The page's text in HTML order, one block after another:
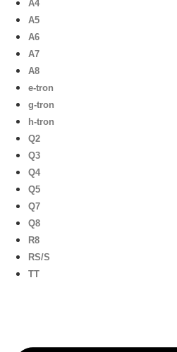
A4
A5
A6
A7
A8
e-tron
g-tron
h-tron
Q2
Q3
Q4
Q5
Q7
Q8
R8
RS/S
TT